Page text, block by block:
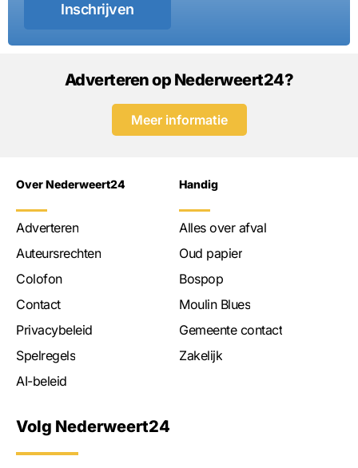
Inschrijven
Adverteren op Nederweert24?
Meer informatie
Over Nederweert24
Adverteren
Auteursrechten
Colofon
Contact
Privacybeleid
Spelregels
AI-beleid
Handig
Alles over afval
Oud papier
Bospop
Moulin Blues
Gemeente contact
Zakelijk
Volg Nederweert24